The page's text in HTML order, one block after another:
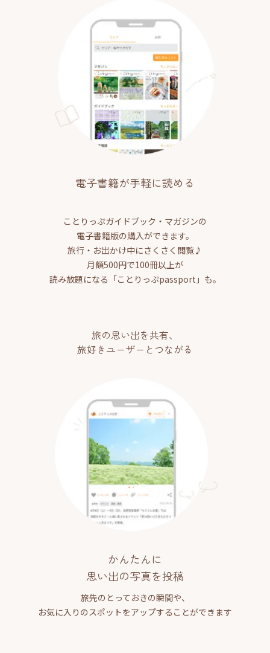
電子書籍が手軽に読める
ことりっぷガイドブック・マガジンの
電子書籍版の購入ができます。
旅行・お出かけ中にさくさく閲覧♪
月額500円で100冊以上が
読み放題になる「ことりっぷpassport」も。
旅の思い出を共有、
旅好きユーザーとつながる
かんたんに
思い出の写真を投稿
旅先のとっておきの瞬間や、
お気に入りのスポットをアップすることができます